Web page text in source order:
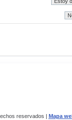
reservados | Mapa